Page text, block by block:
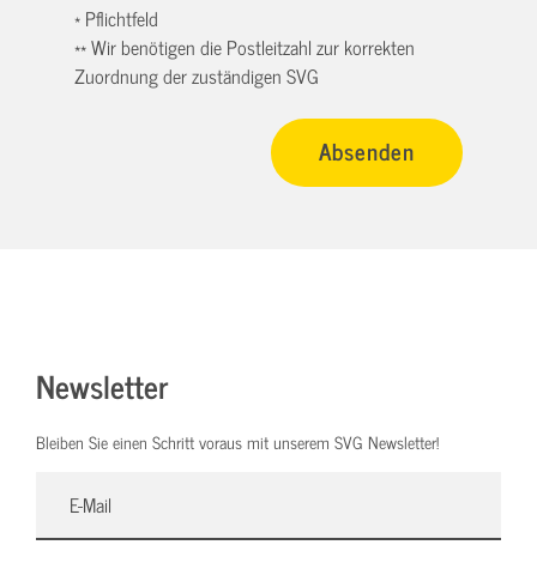
* Pflichtfeld
** Wir benötigen die Postleitzahl zur korrekten
Zuordnung der zuständigen SVG
Newsletter
Bleiben Sie einen Schritt voraus mit unserem SVG Newsletter!